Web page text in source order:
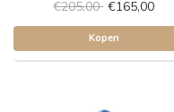
€205,00 €165,00
Kopen